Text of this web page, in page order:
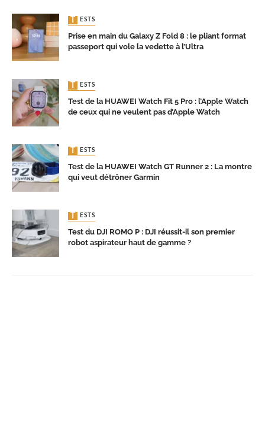
TESTS
Prise en main du Galaxy Z Fold 8 : le pliant format
passeport qui vole la vedette à l’Ultra
TESTS
Test de la HUAWEI Watch Fit 5 Pro : l’Apple Watch
de ceux qui ne veulent pas d’Apple Watch
TESTS
Test de la HUAWEI Watch GT Runner 2 : La montre
qui veut détrôner Garmin
TESTS
Test du DJI ROMO P : DJI réussit-il son premier
robot aspirateur haut de gamme ?